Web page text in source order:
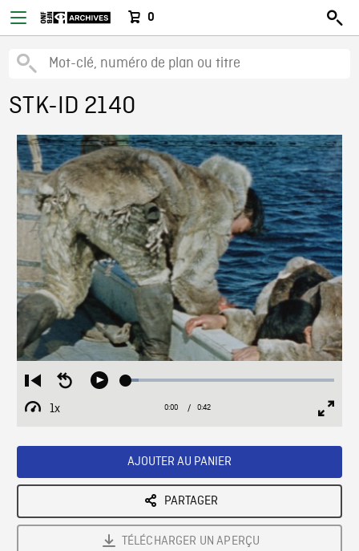
0
STK-ID 2140
Restart
from
beginning
Seek
Play Loaded:
1x
Playback
Current
0:00 / Duration
0:42
AJOUTER AU PANIER
PARTAGER
TÉLÉCHARGER UN APERÇU